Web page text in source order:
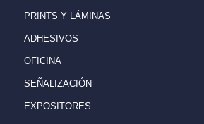
PRINTS Y LÁMINAS
ADHESIVOS
OFICINA
SEÑALIZACIÓN
EXPOSITORES